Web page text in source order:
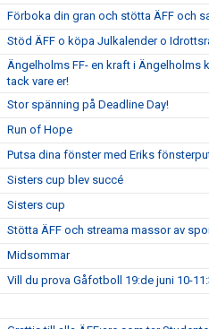
Förboka din gran och stötta ÄFF och
Stöd ÄFF o köpa Julkalender o
Ängelholms FF- en kraft i Ängelholms
tack vare er!
Stor spänning på Deadline Day!
Run of Hope
Putsa dina fönster med Eriks
Sisters cup blev succé
Sisters cup
Stötta ÄFF och streama massor av
Midsommar
Vill du prova Gåfotboll 19:de juni 10-